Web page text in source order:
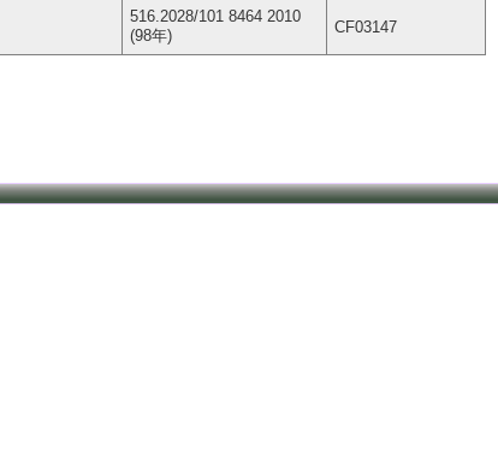
516.2028/101 8464 2010
(98年)
CF03147